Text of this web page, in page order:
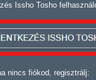
Issho Tosho
nincs fiókod, regisztrálj: